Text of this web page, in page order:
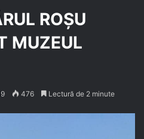
ROȘU
MUZEUL
476 Lectură de 2 minute